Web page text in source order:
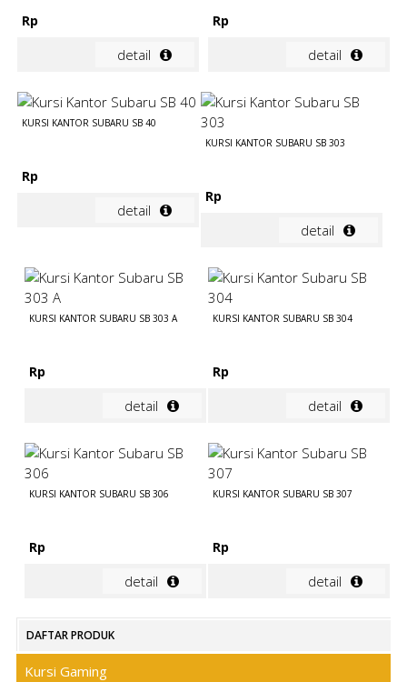
Rp
detail
Rp
detail
KURSI KANTOR SUBARU SB 40
Rp
detail
KURSI KANTOR SUBARU SB 303
Rp
detail
KURSI KANTOR SUBARU SB 303 A
Rp
detail
KURSI KANTOR SUBARU SB 304
Rp
detail
KURSI KANTOR SUBARU SB 306
Rp
detail
KURSI KANTOR SUBARU SB 307
Rp
detail
DAFTAR PRODUK
Kursi Gaming